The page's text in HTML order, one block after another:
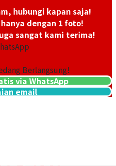
Omega Constellation
hubungi kapan saja!
dengan 1 foto!
sangat kami terima!
Berlangsung!
via WhatsApp
email